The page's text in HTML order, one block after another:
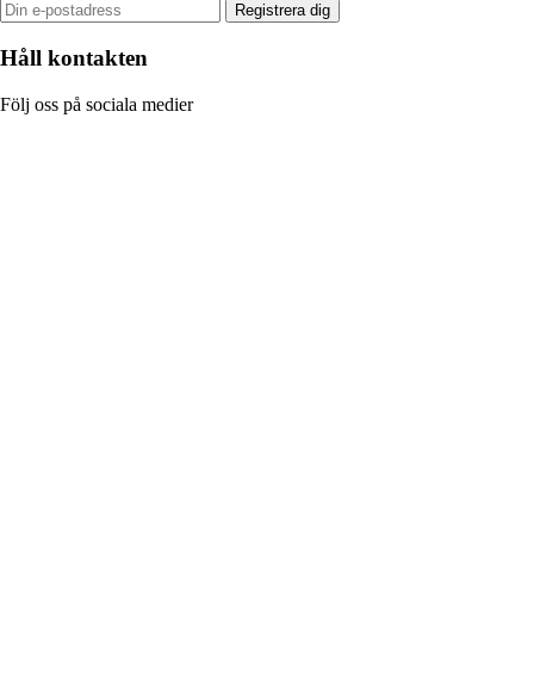
Registrera dig
Håll kontakten
Följ oss på sociala medier